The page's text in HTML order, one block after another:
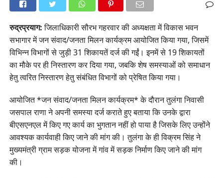
रुद्रप्रयाग:जिलाधिकारी सौरभ गहरवार की अध्यक्षता में विकास भवन
सभागार में जन संवाद/जनता मिलन कार्यक्रम आयोजित किया गया, जिसमें
विभिन्न विभागों से जुड़ी 31 शिकायतें दर्ज की गईं। इनमें से 19 शिकायतों
का मौके पर ही निस्तारण कर दिया गया, जबकि शेष समस्याओं को समाधान
हेतु त्वरित निस्तारण हेतु संबंधित विभागों को प्रेषित किया गया।
आयोजित *जन संवाद/जनता मिलन कार्यक्रम* के दौरान तुलंगा निवासी
जसपाल राणा ने अपनी समस्या दर्ज कराते हुए बताया कि उनके द्वारा
बीएसएनएल में किए गए कार्य का भुगतान नहीं हो पाया है जिसके लिए उन्होंने
आवश्यक कार्यवाही किए जाने की मांग की। तुलंगा के ही विक्रम सिंह ने
मुख्यमंत्री ग्राम सड़क योजना में गांव में सड़क निर्माण किए जाने की मांग
की।